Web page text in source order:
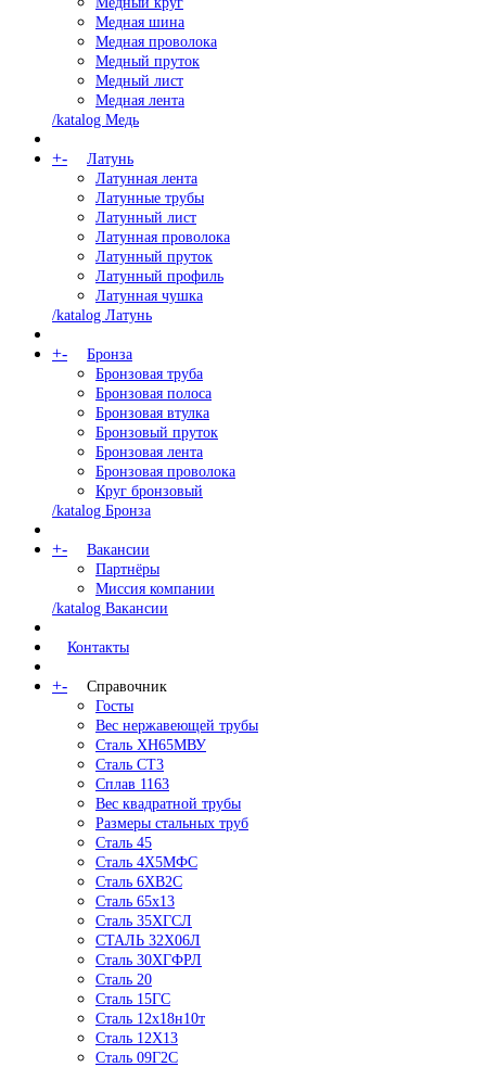
Медная шина
Медная проволока
Медный пруток
Медный лист
Медная лента
/katalog Медь
+-
Латунь
Латунная лента
Латунные трубы
Латунный лист
Латунная проволока
Латунный пруток
Латунный профиль
Латунная чушка
/katalog Латунь
+-
Бронза
Бронзовая труба
Бронзовая полоса
Бронзовая втулка
Бронзовый пруток
Бронзовая лента
Бронзовая проволока
Круг бронзовый
/katalog Бронза
+-
Вакансии
Партнёры
Миссия компании
/katalog Вакансии
Контакты
+-
Справочник
Госты
Вес нержавеющей трубы
Сталь ХН65МВУ
Сталь СТ3
Сплав 1163
Вес квадратной трубы
Размеры стальных труб
Сталь 45
Сталь 4Х5МФС
Сталь 6ХВ2С
Сталь 65х13
Сталь 35ХГСЛ
СТАЛЬ 32Х06Л
Сталь 30ХГФРЛ
Сталь 20
Сталь 15ГС
Сталь 12х18н10т
Сталь 12Х13
Сталь 09Г2С